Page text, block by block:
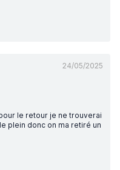
24/05/2025
le retour je ne trouverai
plein donc on ma retiré un